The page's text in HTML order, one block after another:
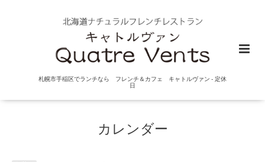
札幌市手稲区でランチなら フレンチ＆カフェ キャトルヴァン - 定休
日
カレンダー